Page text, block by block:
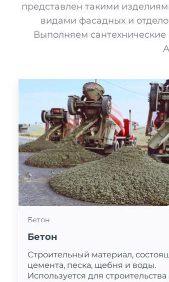
представлен такими
видами фасадных и
Выполняем
Бетон
Бетон
Строительный материал,
цемента, песка, щебня и воды.
Используется для